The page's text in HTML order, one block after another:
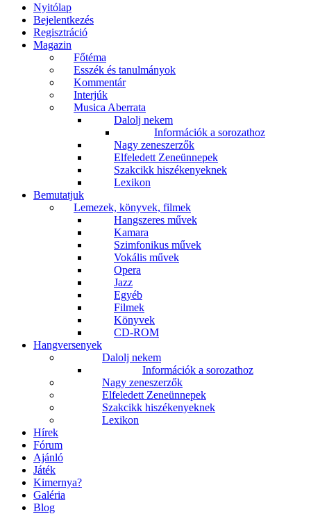
Nyitólap
Bejelentkezés
Regisztráció
Magazin
Főtéma
Esszék és tanulmányok
Kommentár
Interjúk
Musica Aberrata
Dalolj nekem
Információk a sorozathoz
Nagy zeneszerzők
Elfeledett Zeneünnepek
Szakcikk hiszékenyeknek
Lexikon
Bemutatjuk
Lemezek, könyvek, filmek
Hangszeres művek
Kamara
Szimfonikus művek
Vokális művek
Opera
Jazz
Egyéb
Filmek
Könyvek
CD-ROM
Hangversenyek
Dalolj nekem
Információk a sorozathoz
Nagy zeneszerzők
Elfeledett Zeneünnepek
Szakcikk hiszékenyeknek
Lexikon
Hírek
Fórum
Ajánló
Játék
Kimernya?
Galéria
Blog